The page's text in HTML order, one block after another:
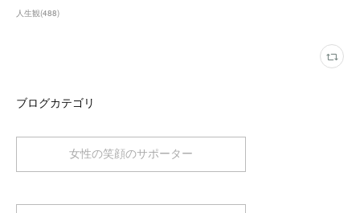
人生観(488)
ブログカテゴリ
女性の笑顔のサポーター